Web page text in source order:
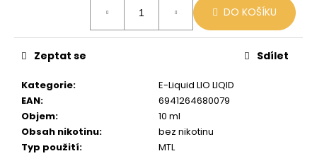
DO KOŠÍKU
Kategorie:
E-Liquid LIO LIQID
EAN:
6941264680079
Objem:
10 ml
Obsah nikotinu:
bez nikotinu
Typ použití:
MTL
Zeptat se Sdílet
LIBRE
Kč
Původně:
99
Kč